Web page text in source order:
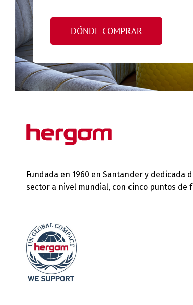
DÓNDE COMPRAR
Fundada en 1960 en Santander y
sector a nivel mundial, con cinco puntos de